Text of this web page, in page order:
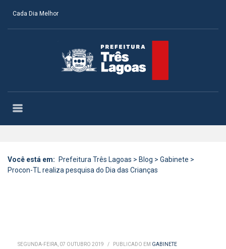
Cada Dia Melhor
Você está em: Prefeitura Três Lagoas > Blog > Gabinete >
Procon-TL realiza pesquisa do Dia das Crianças
SEGUNDA-FEIRA, 07 OUTUBRO 2019 / PUBLICADO EM GABINETE